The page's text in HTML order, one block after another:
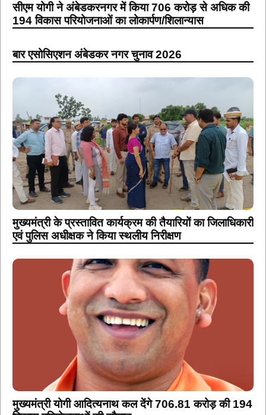
सीएम योगी ने अंबेडकरनगर में किया 706 करोड़ से अधिक की
194 विकास परियोजनाओं का लोकार्पण/शिलान्यास
बार एसोसिएशन अंबेडकर नगर चुनाव 2026
मुख्यमंत्री के प्रस्तावित कार्यक्रम की तैयारियों का जिलाधिकारी
एवं पुलिस अधीक्षक ने किया स्थलीय निरीक्षण
मुख्यमंत्री योगी आदित्यनाथ कल देंगे 706.81 करोड़ की 194